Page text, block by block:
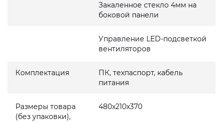
Закаленное стекло 4мм на
боковой панели
Управление LED-подсветкой
вентиляторов
Комплектация
ПК, техпаспорт, кабель
питания
Размеры товара
(без упаковки),
480x210x370